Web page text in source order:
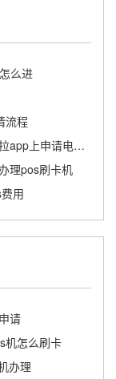
么进
流程
拉卡拉电签版POS机个人怎么激活 - 拉卡拉app上申请电签pos需要收费吗
理pos刷卡机
用
请
机怎么刷卡
办理